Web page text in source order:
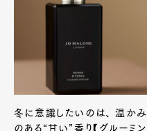
冬に意識したいのは、 温かみ
のある“甘い”香り【グルーミン